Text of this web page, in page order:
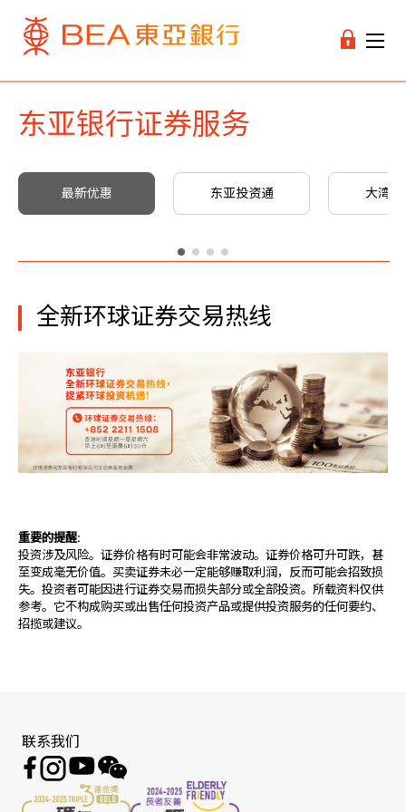
东亚银行证券服务
最新优惠 东亚投资通 大湾区
全新环球证券交易热线
重要的提醒:
投资涉及风险。证券价格有时可能会非常波动。证券价格可升可跌，甚
至变成毫无价值。买卖证券未必一定能够赚取利润，反而可能会招致损
失。投资者可能因进行证券交易而损失部分或全部投资。所载资料仅供
参考。它不构成购买或出售任何投资产品或提供投资服务的任何要约、
招揽或建议。
联系我们